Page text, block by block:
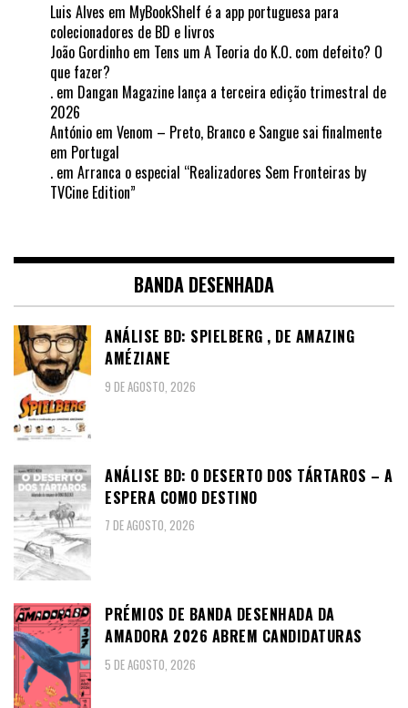
Luis Alves em MyBookShelf é a app portuguesa para
colecionadores de BD e livros
João Gordinho em Tens um A Teoria do K.O. com defeito? O
que fazer?
. em Dangan Magazine lança a terceira edição trimestral de
2026
António em Venom – Preto, Branco e Sangue sai finalmente
em Portugal
. em Arranca o especial “Realizadores Sem Fronteiras by
TVCine Edition”
BANDA DESENHADA
ANÁLISE BD: SPIELBERG , DE AMAZING
AMÉZIANE
9 DE AGOSTO, 2026
ANÁLISE BD: O DESERTO DOS TÁRTAROS – A
ESPERA COMO DESTINO
7 DE AGOSTO, 2026
PRÉMIOS DE BANDA DESENHADA DA
AMADORA 2026 ABREM CANDIDATURAS
5 DE AGOSTO, 2026